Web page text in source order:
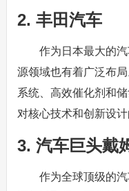
2. 丰田汽车
作为日本最大的
源领域也有着广泛布
系统、高效催化剂和
对核心技术和创新设计
3. 汽车巨头戴
作为全球顶级的